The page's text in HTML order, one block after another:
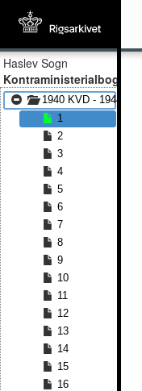
Haslev Sogn
Kontraministerialbog
1940 KVD - 1944 KVD
1
2
3
4
5
6
7
8
9
10
11
12
13
14
15
16